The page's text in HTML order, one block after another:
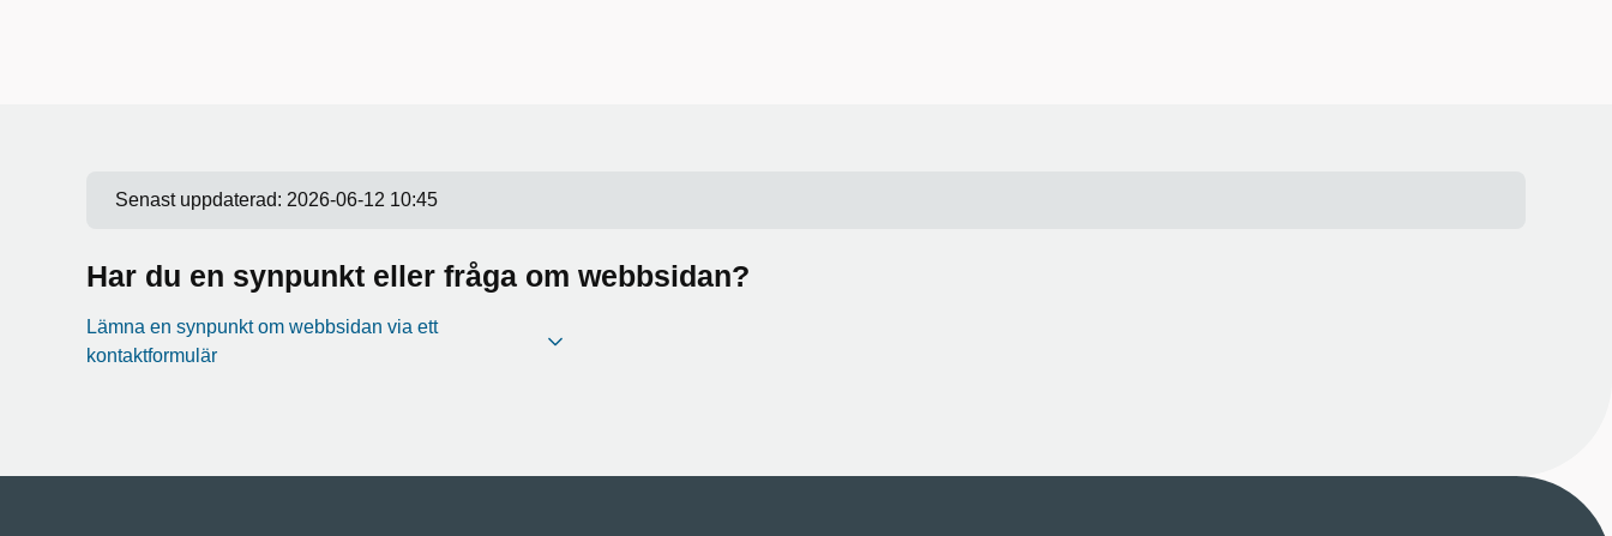
Senast uppdaterad: 2026-06-12 10:45
Har du en synpunkt eller fråga om webbsidan?
Lämna en synpunkt om webbsidan via ett
kontaktformulär